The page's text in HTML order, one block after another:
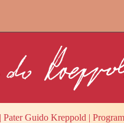
| Pater Guido Kreppold |